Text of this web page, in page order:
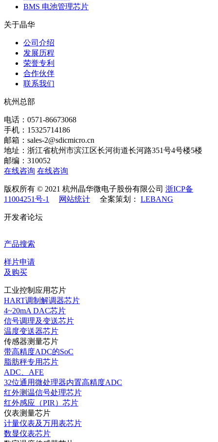
BMS 电池管理芯片
关于晶华
公司介绍
发展历程
荣誉专利
合作伙伴
联系我们
杭州总部
电话：0571-86673068
手机：15325714186
邮箱：sales-2@sdicmicro.cn
地址：浙江省杭州市滨江区长河街道长河路351号4号楼5楼
邮编：310052
在线咨询 在线咨询
版权所有 © 2021 杭州晶华微电子股份有限公司 浙ICP备
11004251号-1
网站统计 全案策划： LEBANG
开发者论坛
产品搜索
样片申请
及购买
工业控制应用芯片
HART调制解调器芯片
4~20mA DAC芯片
信号调理及变送芯片
温度变送器芯片
传感器测量芯片
带高精度ADC的SoC
脂肪秤专用芯片
ADC、AFE
32位通用微处理器内置高精度ADC
红外测温信号处理芯片
红外感应（PIR）芯片
仪表测量芯片
计量仪表及万用表芯片
数显仪表芯片